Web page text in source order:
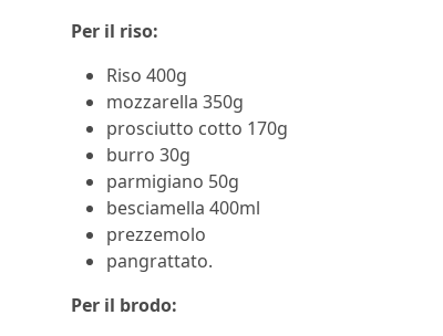
Per il riso:
Riso 400g
mozzarella 350g
prosciutto cotto 170g
burro 30g
parmigiano 50g
besciamella 400ml
prezzemolo
pangrattato.
Per il brodo: